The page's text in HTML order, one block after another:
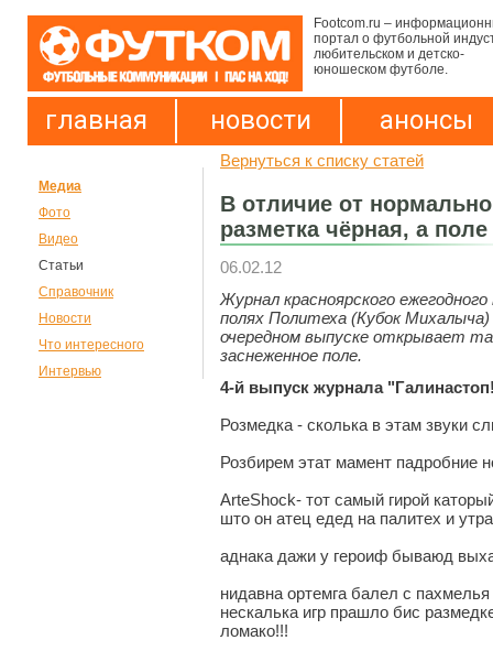
Footcom.ru –
портал о футбольной
любительском и детско-
юношеском футболе.
главная новости анонсы
Медиа
Фото
Видео
Статьи
Справочник
Новости
Что интересного
Интервью
Вернуться к списку статей
В отличие от
разметка чёрная, а
06.02.12
Журнал красноярского
полях Политеха (Кубок
очередном выпуске открывает
заснеженное поле.
4-й выпуск журнала
Розмедка - сколька в этам звуки
Розбирем этат мамент падробние
ArteShock- тот самый гирой
што он атец едед на палитех и
аднака дажи у героиф бываюд
нидавна ортемга балел с
нескалька игр прашло бис
ломако!!!